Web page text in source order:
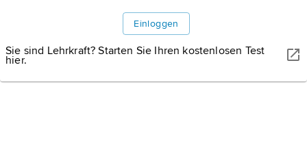
Einloggen
Sie sind Lehrkraft? Starten Sie Ihren kostenlosen Test
hier.